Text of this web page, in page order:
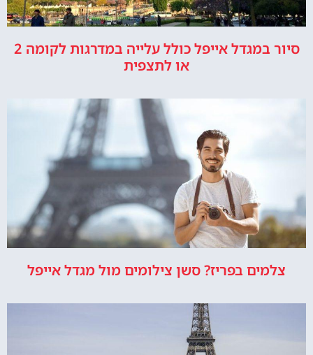
סיור במגדל אייפל כולל עלייה במדרגות לקומה 2
או לתצפית
צלמים בפריז? סשן צילומים מול מגדל אייפל